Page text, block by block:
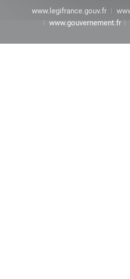
www.legifrance.gouv.fr
www.gouvernement.fr